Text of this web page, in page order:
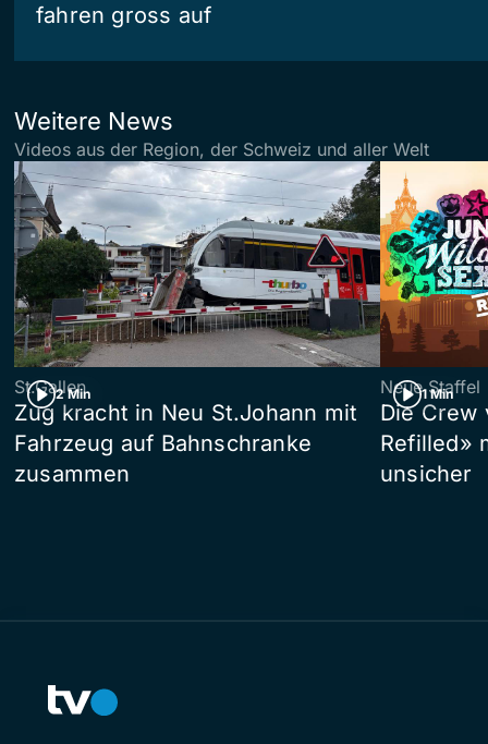
fahren gross auf
Weitere News
Videos aus der Region, der Schweiz und aller Welt
2 Min
St.Gallen
Zug kracht in Neu St.Johann mit
Fahrzeug auf Bahnschranke
zusammen
1 Min
Neue Staffel
Die Crew
Refilled»
unsicher